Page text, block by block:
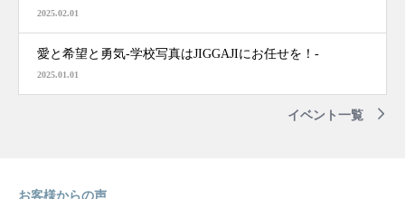
2025.02.01
愛と希望と勇気-学校写真はJIGGAJIにお任せを！-
2025.01.01
イベント一覧
お客様からの声